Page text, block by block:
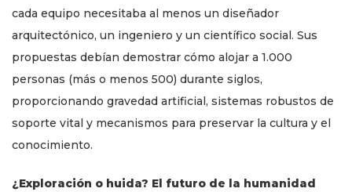
cada equipo necesitaba al menos un diseñador
arquitectónico, un ingeniero y un científico social. Sus
propuestas debían demostrar cómo alojar a 1.000
personas (más o menos 500) durante siglos,
proporcionando gravedad artificial, sistemas robustos de
soporte vital y mecanismos para preservar la cultura y el
conocimiento.
¿Exploración o huida? El futuro de la humanidad